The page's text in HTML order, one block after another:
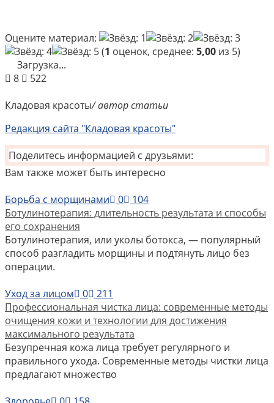
Оцените материал:
(1 оценок, среднее: 5,00 из 5)
Загрузка...
8
522
Кладовая красоты/ автор статьи
Редакция сайта "Кладовая красоты"
Поделитесь информацией с друзьями:
Вам также может быть интересно
Борьба с морщинами
0
104
Ботулинотерапия: длительность результата и способы
его сохранения
Ботулинотерапия, или уколы ботокса, — популярный
способ разгладить морщины и подтянуть лицо без
операции.
Уход за лицом
0
211
Профессиональная чистка лица: современные методы
очищения кожи и технологии для достижения
максимального результата
Безупречная кожа лица требует регулярного и
правильного ухода. Современные методы чистки лица
предлагают множество